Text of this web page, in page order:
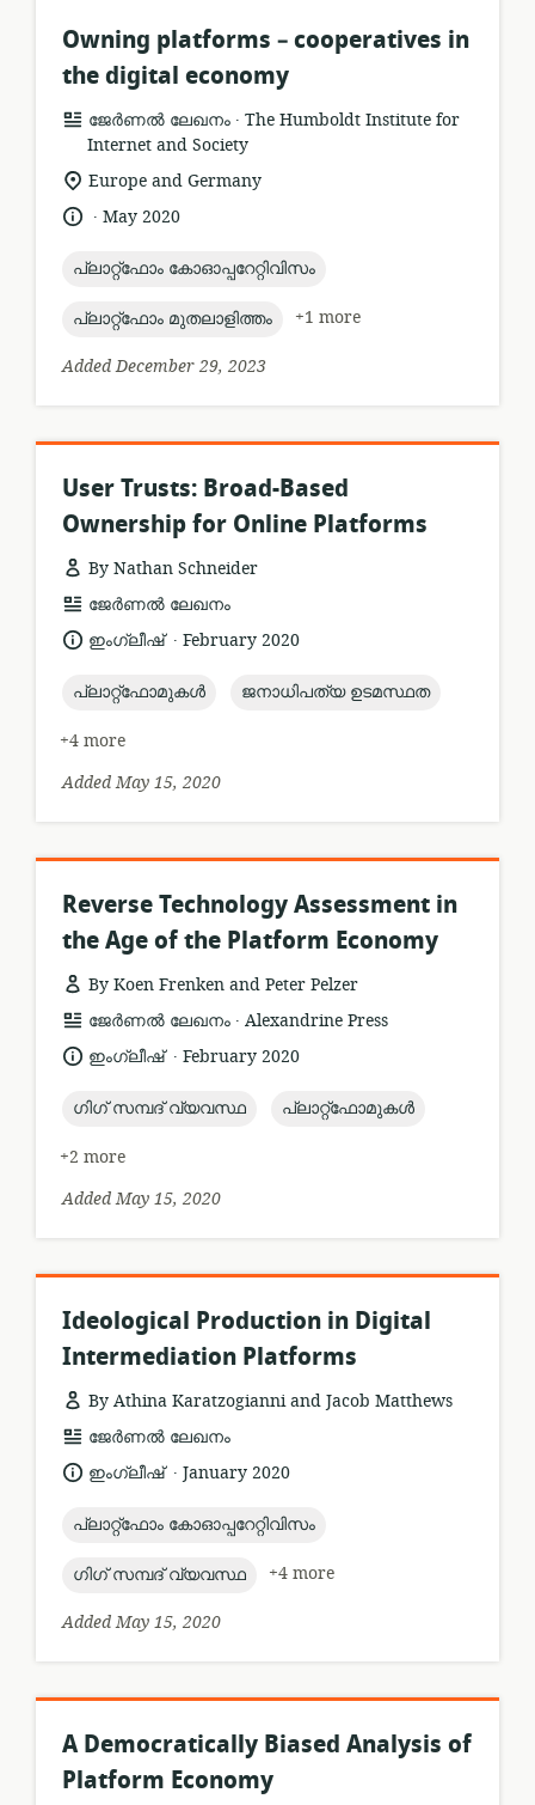
Owning platforms – cooperatives in
the digital economy
resource
format:
ജേർണൽ ലേഖനം .
publisher:
The Humboldt Institute for
Internet and Society
location
relevance:
Europe and Germany
language:
.
dateMay 2020
topic:
പ്ലാറ്റ്ഫോം കോഓപ്പറേറ്റിവിസം
topic:
പ്ലാറ്റ്ഫോം മുതലാളിത്തം
+1 more
Added December 29, 2023
User Trusts: Broad-Based
Ownership for Online Platforms
By Nathan Schneider
resource
format:
ജേർണൽ ലേഖനം
language:
ഇംഗ്ലീഷ് .
dateFebruary 2020
topic:
പ്ലാറ്റ്ഫോമുകൾ topic:
ജനാധിപത്യ ഉടമസ്ഥത
+4 more
Added May 15, 2020
Reverse Technology Assessment in
the Age of the Platform Economy
By Koen Frenken and Peter Pelzer
resource
format:
ജേർണൽ ലേഖനം .
publisher:
Alexandrine Press
language:
ഇംഗ്ലീഷ് .
dateFebruary 2020
topic:
ഗിഗ് സമ്പദ് വ്യവസ്ഥ topic:
പ്ലാറ്റ്ഫോമുകൾ
+2 more
Added May 15, 2020
Ideological Production in Digital
Intermediation Platforms
By Athina Karatzogianni and Jacob Matthews
resource
format:
ജേർണൽ ലേഖനം
language:
ഇംഗ്ലീഷ് .
dateJanuary 2020
topic:
പ്ലാറ്റ്ഫോം കോഓപ്പറേറ്റിവിസം
topic:
ഗിഗ് സമ്പദ് വ്യവസ്ഥ
+4 more
Added May 15, 2020
A Democratically Biased Analysis of
Platform Economy